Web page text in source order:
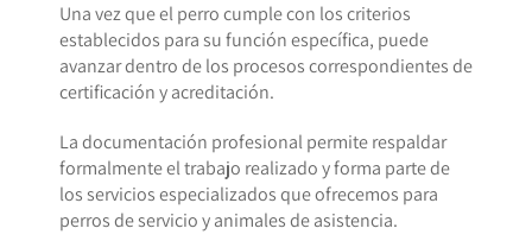
Una vez que el perro cumple con los criterios
establecidos para su función específica, puede
avanzar dentro de los procesos correspondientes de
certificación y acreditación.
La documentación profesional permite respaldar
formalmente el trabajo realizado y forma parte de
los servicios especializados que ofrecemos para
perros de servicio y animales de asistencia.